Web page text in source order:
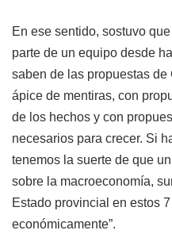
En ese sentido, sostuvo
parte de un equipo desde
saben de las propuestas
ápice de mentiras, con
de los hechos y con
necesarios para crecer. Si
tenemos la suerte de que
sobre la macroeconomía,
Estado provincial en estos
económicamente”.